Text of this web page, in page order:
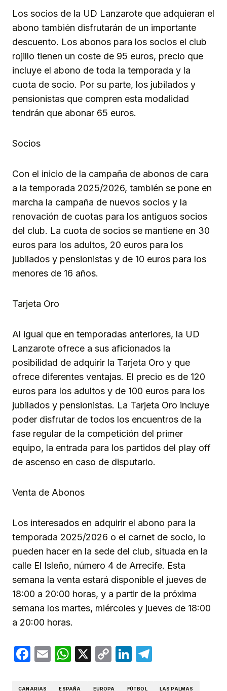
Los socios de la UD Lanzarote que adquieran el
abono también disfrutarán de un importante
descuento. Los abonos para los socios el club
rojillo tienen un coste de 95 euros, precio que
incluye el abono de toda la temporada y la
cuota de socio. Por su parte, los jubilados y
pensionistas que compren esta modalidad
tendrán que abonar 65 euros.
Socios
Con el inicio de la campaña de abonos de cara
a la temporada 2025/2026, también se pone en
marcha la campaña de nuevos socios y la
renovación de cuotas para los antiguos socios
del club. La cuota de socios se mantiene en 30
euros para los adultos, 20 euros para los
jubilados y pensionistas y de 10 euros para los
menores de 16 años.
Tarjeta Oro
Al igual que en temporadas anteriores, la UD
Lanzarote ofrece a sus aficionados la
posibilidad de adquirir la Tarjeta Oro y que
ofrece diferentes ventajas. El precio es de 120
euros para los adultos y de 100 euros para los
jubilados y pensionistas. La Tarjeta Oro incluye
poder disfrutar de todos los encuentros de la
fase regular de la competición del primer
equipo, la entrada para los partidos del play off
de ascenso en caso de disputarlo.
Venta de Abonos
Los interesados en adquirir el abono para la
temporada 2025/2026 o el carnet de socio, lo
pueden hacer en la sede del club, situada en la
calle El Isleño, número 4 de Arrecife. Esta
semana la venta estará disponible el jueves de
18:00 a 20:00 horas, y a partir de la próxima
semana los martes, miércoles y jueves de 18:00
a 20:00 horas.
Facebook
EmailWhatsApp
X
CopyLinkedIn
CANARIAS ESPAÑA EUROPA FÚTBOL LAS PALMAS